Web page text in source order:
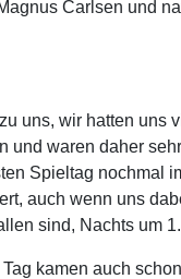
Carlsen und
uns, wir hatten uns
und waren daher
Spieltag nochmal
auch wenn uns
sind, Nachts um 1.
kamen auch